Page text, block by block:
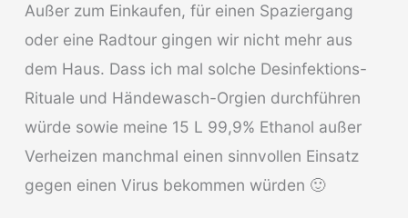
Außer zum Einkaufen, für einen Spaziergang
oder eine Radtour gingen wir nicht mehr aus
dem Haus. Dass ich mal solche Desinfektions-
Rituale und Händewasch-Orgien durchführen
würde sowie meine 15 L 99,9% Ethanol außer
Verheizen manchmal einen sinnvollen Einsatz
gegen einen Virus bekommen würden 🙂